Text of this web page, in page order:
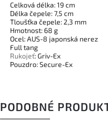
Celková délka: 19 cm
Délka čepele: 7,5 cm
Tloušťka čepele: 2,3 mm
Hmotnost: 68 g
Ocel: AUS-8 japonská nerez
Full tang
Rukojeť: Griv-Ex
Pouzdro: Secure-Ex
PODOBNÉ